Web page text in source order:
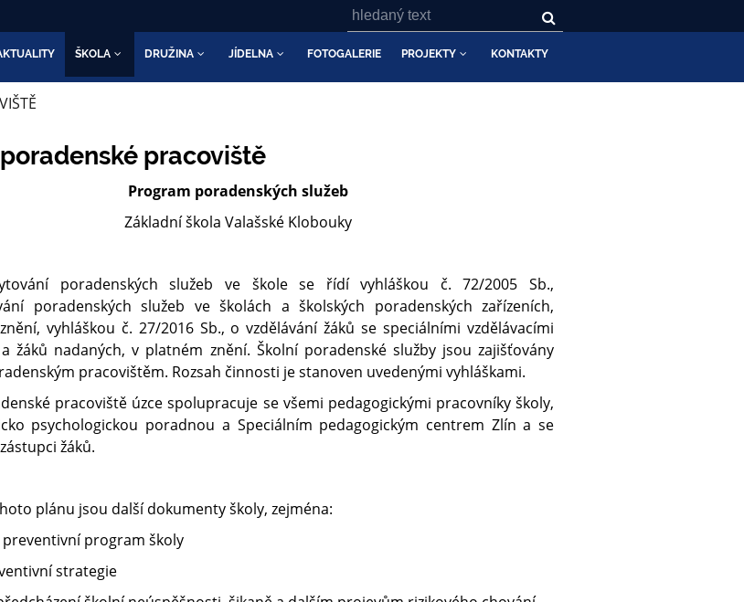
ŠKOLA DRUŽINA JÍDELNA FOTOGALERIE PROJEKTY KONTAKTY
pracoviště
Program poradenských služeb
Základní škola Valašské Klobouky
poradenských služeb ve škole se řídí vyhláškou č. 72/2005 Sb.,
poradenských služeb ve školách a školských poradenských zařízeních,
vyhláškou č. 27/2016 Sb., o vzdělávání žáků se speciálními vzdělávacími
žáků nadaných, v platném znění. Školní poradenské služby jsou zajišťovány
pracovištěm. Rozsah činnosti je stanoven uvedenými vyhláškami.
pracoviště úzce spolupracuje se všemi pedagogickými pracovníky školy,
psychologickou poradnou a Speciálním pedagogickým centrem Zlín a se
žáků.
plánu jsou další dokumenty školy, zejména:
program školy
strategie